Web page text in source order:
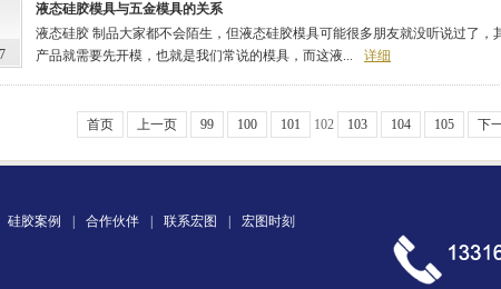
液态硅胶模具与五金模具的关系
液态硅胶 制品大家都不会陌生，但液态硅胶模具可能很多朋友就没听说过了
产品就需要先开模，也就是我们常说的模具，而这液...
详细
首页 上一页 99 100 101 102 103 104 105 下
硅胶案例 合作伙伴 联系宏图
宏图时刻